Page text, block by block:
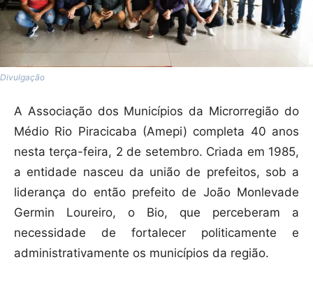
Divulgação
A Associação dos Municípios da Microrregião do
Médio Rio Piracicaba (Amepi) completa 40 anos
nesta terça-feira, 2 de setembro. Criada em 1985,
a entidade nasceu da união de prefeitos, sob a
liderança do então prefeito de João Monlevade
Germin Loureiro, o Bio, que perceberam a
necessidade de fortalecer politicamente e
administrativamente os municípios da região.